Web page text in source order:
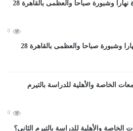
0
الطقس غدا.. مائل للحرارة نهارا وشبورة صباحا والعظمى بالقاهرة 28
0
الخاصة والأهلية للدراسة بالتيرم الثانى؟